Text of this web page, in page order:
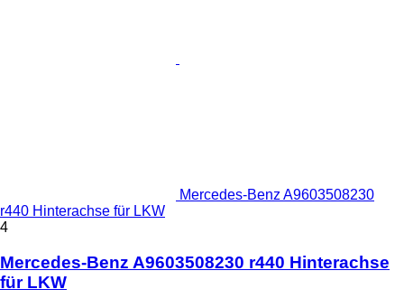
Mercedes-Benz A9603508230
r440 Hinterachse für LKW
4
Mercedes-Benz A9603508230 r440 Hinterachse
für LKW